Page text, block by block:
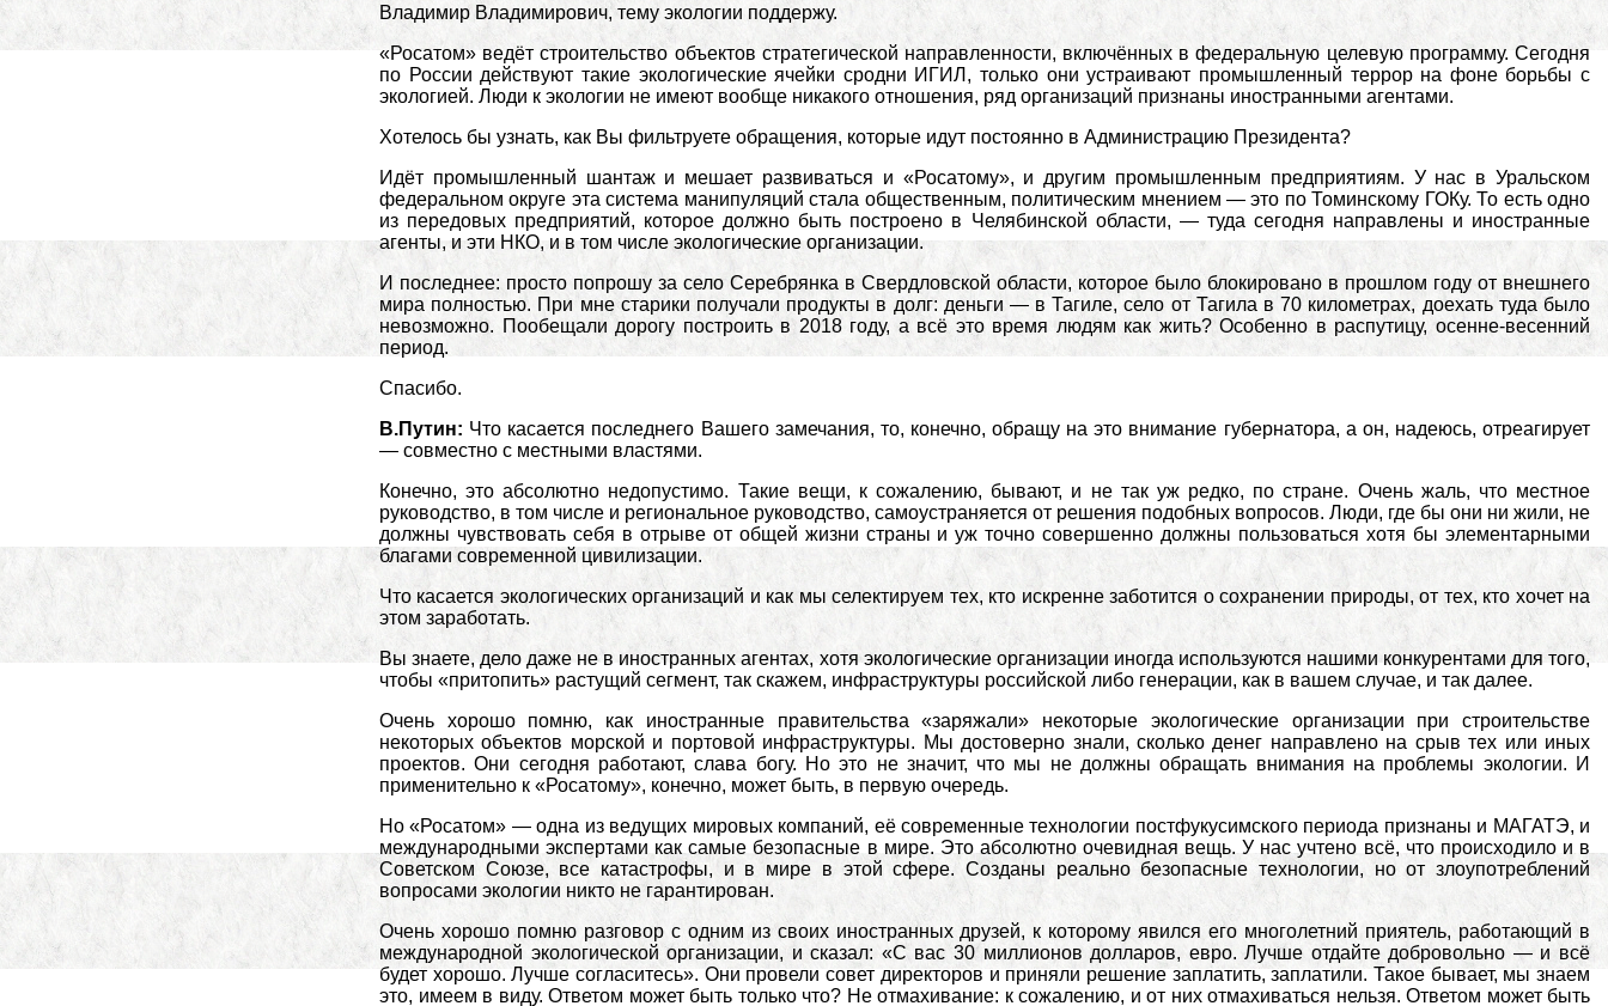
Владимир Владимирович, тему экологии поддержу.
«Росатом» ведёт строительство объектов стратегической направленности, включённых в федеральную целевую программу. Сегодня
по России действуют такие экологические ячейки сродни ИГИЛ, только они устраивают промышленный террор на фоне борьбы с
экологией. Люди к экологии не имеют вообще никакого отношения, ряд организаций признаны иностранными агентами.
Хотелось бы узнать, как Вы фильтруете обращения, которые идут постоянно в Администрацию Президента?
Идёт промышленный шантаж и мешает развиваться и «Росатому», и другим промышленным предприятиям. У нас в Уральском
федеральном округе эта система манипуляций стала общественным, политическим мнением — это по Томинскому ГОКу. То есть одно
из передовых предприятий, которое должно быть построено в Челябинской области, — туда сегодня направлены и иностранные
агенты, и эти НКО, и в том числе экологические организации.
И последнее: просто попрошу за село Серебрянка в Свердловской области, которое было блокировано в прошлом году от внешнего
мира полностью. При мне старики получали продукты в долг: деньги — в Тагиле, село от Тагила в 70 километрах, доехать туда было
невозможно. Пообещали дорогу построить в 2018 году, а всё это время людям как жить? Особенно в распутицу, осенне-весенний
период.
Спасибо.
В.Путин: Что касается последнего Вашего замечания, то, конечно, обращу на это внимание губернатора, а он, надеюсь, отреагирует
— совместно с местными властями.
Конечно, это абсолютно недопустимо. Такие вещи, к сожалению, бывают, и не так уж редко, по стране. Очень жаль, что местное
руководство, в том числе и региональное руководство, самоустраняется от решения подобных вопросов. Люди, где бы они ни жили, не
должны чувствовать себя в отрыве от общей жизни страны и уж точно совершенно должны пользоваться хотя бы элементарными
благами современной цивилизации.
Что касается экологических организаций и как мы селектируем тех, кто искренне заботится о сохранении природы, от тех, кто хочет на
этом заработать.
Вы знаете, дело даже не в иностранных агентах, хотя экологические организации иногда используются нашими конкурентами для того,
чтобы «притопить» растущий сегмент, так скажем, инфраструктуры российской либо генерации, как в вашем случае, и так далее.
Очень хорошо помню, как иностранные правительства «заряжали» некоторые экологические организации при строительстве
некоторых объектов морской и портовой инфраструктуры. Мы достоверно знали, сколько денег направлено на срыв тех или иных
проектов. Они сегодня работают, слава богу. Но это не значит, что мы не должны обращать внимания на проблемы экологии. И
применительно к «Росатому», конечно, может быть, в первую очередь.
Но «Росатом» — одна из ведущих мировых компаний, её современные технологии постфукусимского периода признаны и МАГАТЭ, и
международными экспертами как самые безопасные в мире. Это абсолютно очевидная вещь. У нас учтено всё, что происходило и в
Советском Союзе, все катастрофы, и в мире в этой сфере. Созданы реально безопасные технологии, но от злоупотреблений
вопросами экологии никто не гарантирован.
Очень хорошо помню разговор с одним из своих иностранных друзей, к которому явился его многолетний приятель, работающий в
международной экологической организации, и сказал: «С вас 30 миллионов долларов, евро. Лучше отдайте добровольно — и всё
будет хорошо. Лучше согласитесь». Они провели совет директоров и приняли решение заплатить, заплатили. Такое бывает, мы знаем
это, имеем в виду. Ответом может быть только что? Не отмахивание: к сожалению, и от них отмахиваться нельзя. Ответом может быть